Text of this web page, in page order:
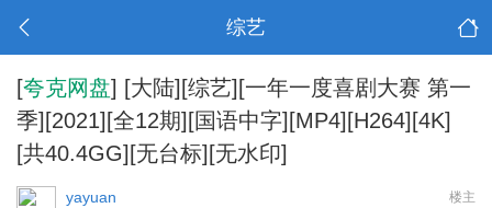
综艺
[夸克网盘] [大陆][综艺][一年一度喜剧大赛 第一
季][2021][全12期][国语中字][MP4][H264][4K]
[共40.4GG][无台标][无水印]
楼主
yayuan